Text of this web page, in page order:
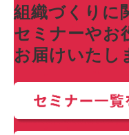
組織づくりに
セミナーやお
お届けいたし